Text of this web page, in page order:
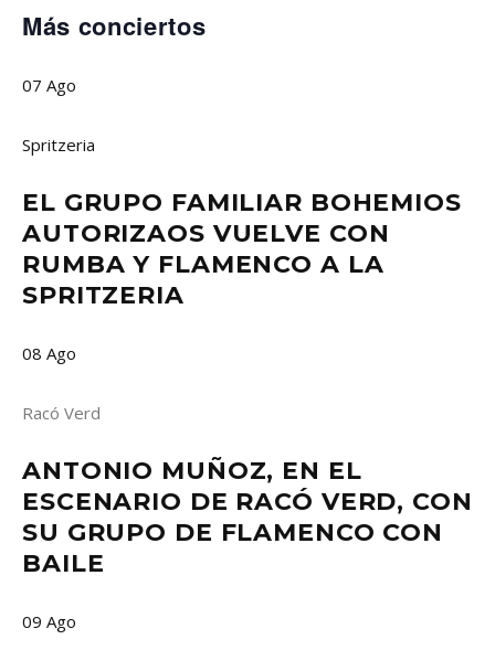
Más conciertos
07 Ago
Spritzeria
EL GRUPO FAMILIAR BOHEMIOS
AUTORIZAOS VUELVE CON
RUMBA Y FLAMENCO A LA
SPRITZERIA
08 Ago
Racó Verd
ANTONIO MUÑOZ, EN EL
ESCENARIO DE RACÓ VERD, CON
SU GRUPO DE FLAMENCO CON
BAILE
09 Ago